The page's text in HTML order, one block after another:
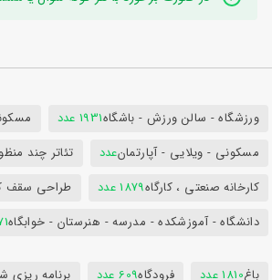
ورزشگاه - سالن ورزش - باشگاه1931 عدد
مسکونی - ویلایی - آپارتمانعدد تئاتر چند
کارخانه صنعتی ، کارگاه1879 عدد طراحی سقف
دانشگاه - آموزشکده - مدرسه - هنرستان - خوابگاه
باغ1810 عدد فرودگاه609 عدد برنامه ریزی